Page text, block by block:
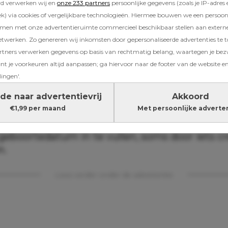
verwerken wij en onze 233 partners persoonlijke gegevens (zoals je IP-adres
via cookies of vergelijkbare technologieën. Hiermee bouwen we een
met onze advertentieruimte commercieel beschikbaar stellen aan
Zo genereren wij inkomsten door gepersonaliseerde advertenties te
verwerken gegevens op basis van rechtmatig belang, waartegen je
je voorkeuren altijd aanpassen; ga hiervoor naar de footer van de website
naar advertentievrij
€1,99 per maand
Akkoord
Met persoonlijke
dat de verplichte leeftijdscontroles online
omzeilen zijn. En eerlijk? Dat baart zorgen.
werden duizend kinderen en hun
De conclusie liegt er niet om: bijna de helft
de leeftijdschecks “simpel te omzeilen”
dat ook echt gedaan te hebben. Soms
in te vullen, soms door iets